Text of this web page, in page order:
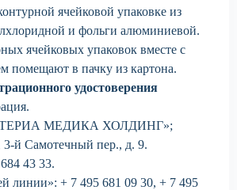
ячейковой упаковке из
и фольги алюминиевой.
ячейковых упаковок вместе с
помещают в пачку из картона.
удостоверения
МЕДИКА ХОЛДИНГ»;
3-й Самотечный пер., д. 9.
43 33.
линии»: + 7 495 681 09 30, + 7 495